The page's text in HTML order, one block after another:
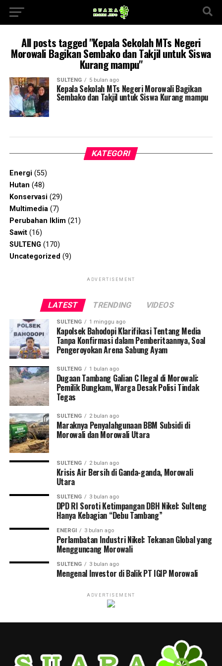
All posts tagged "Kepala Sekolah MTs Negeri
Morowali Bagikan Sembako dan Takjil untuk Siswa
Kurang mampu"
SULTENG 5 bulan ago
Kepala Sekolah MTs Negeri Morowali Bagikan
Sembako dan Takjil untuk Siswa Kurang mampu
KATEGORI
Energi (55)
Hutan (48)
Konservasi (29)
Multimedia(7)
Perubahan Iklim (21)
Sawit(16)
SULTENG (170)
Uncategorized (9)
ADVERTISEMENT
LATEST TRENDING VIDEOS
SULTENG 1 minggu ago
Kapolsek Bahodopi Klarifikasi Tentang Media
Tanpa Konfirmasi dalam Pemberitaannya, Soal
Pengeroyokan Arena Sabung Ayam
SULTENG 1 bulan ago
Dugaan Tambang Galian C Ilegal di Morowali:
Pemilik Bungkam, Warga Desak Polisi Tindak
Tegas
SULTENG 2 bulan ago
Maraknya Penyalahgunaan BBM Subsidi di
Morowali dan Morowali Utara
SULTENG 2 bulan ago
Krisis Air Bersih di Ganda-ganda, Morowali
Utara
SULTENG 3 bulan ago
DPD RI Soroti Ketimpangan DBH Nikel: Sulteng
Hanya Kebagian “Debu Tambang”
ENERGI 3 bulan ago
Perlambatan Industri Nikel: Tekanan Global yang
Mengguncang Morowali
SULTENG 3 bulan ago
Mengenal Investor di Balik PT IGIP Morowali
ADVERTISEMENT